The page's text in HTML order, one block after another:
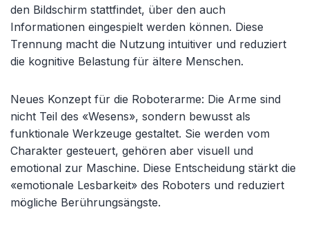
den Bildschirm stattfindet, über den auch
Informationen eingespielt werden können. Diese
Trennung macht die Nutzung intuitiver und reduziert
die kognitive Belastung für ältere Menschen.
Neues Konzept für die Roboterarme: Die Arme sind
nicht Teil des «Wesens», sondern bewusst als
funktionale Werkzeuge gestaltet. Sie werden vom
Charakter gesteuert, gehören aber visuell und
emotional zur Maschine. Diese Entscheidung stärkt die
«emotionale Lesbarkeit» des Roboters und reduziert
mögliche Berührungsängste.